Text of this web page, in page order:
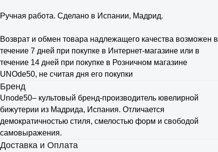
Ручная работа. Сделано в Испании, Мадрид.
Возврат и обмен товара надлежащего качества возможен в
течение 7 дней при покупке в Интернет-магазине или в
течение 14 дней при покупке в Розничном магазине
UNOde50, не считая дня его покупки
Бренд
Unode50– культовый бренд-производитель ювелирной
бижутерии из Мадрида, Испания. Отличается
демократичностью стиля, смелостью форм и свободой
самовыражения.
Доставка и Оплата